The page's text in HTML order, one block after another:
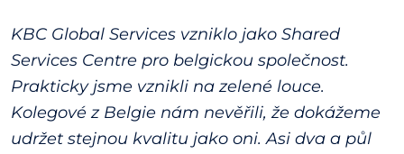
KBC Global Services vzniklo jako Shared
Services Centre pro belgickou společnost.
Prakticky jsme vznikli na zelené louce.
Kolegové z Belgie nám nevěřili, že dokážeme
udržet stejnou kvalitu jako oni. Asi dva a půl